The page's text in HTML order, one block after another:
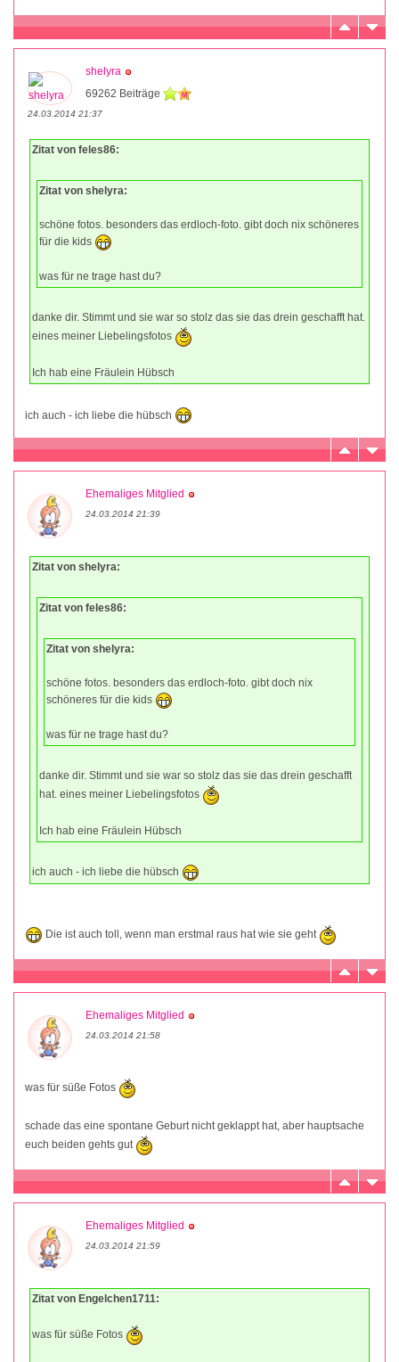
shelyra
69262 Beiträge
24.03.2014 21:37
Zitat von feles86:
Zitat von shelyra:
schöne fotos. besonders das erdloch-foto. gibt doch nix schöneres
für die kids
was für ne trage hast du?
danke dir. Stimmt und sie war so stolz das sie das drein geschafft hat.
eines meiner Liebelingsfotos
Ich hab eine Fräulein Hübsch
ich auch - ich liebe die hübsch
Ehemaliges Mitglied
24.03.2014 21:39
Zitat von shelyra:
Zitat von feles86:
Zitat von shelyra:
schöne fotos. besonders das erdloch-foto. gibt doch nix
schöneres für die kids
was für ne trage hast du?
danke dir. Stimmt und sie war so stolz das sie das drein geschafft
hat. eines meiner Liebelingsfotos
Ich hab eine Fräulein Hübsch
ich auch - ich liebe die hübsch
Die ist auch toll, wenn man erstmal raus hat wie sie geht
Ehemaliges Mitglied
24.03.2014 21:58
was für süße Fotos
schade das eine spontane Geburt nicht geklappt hat, aber hauptsache
euch beiden gehts gut
Ehemaliges Mitglied
24.03.2014 21:59
Zitat von Engelchen1711:
was für süße Fotos